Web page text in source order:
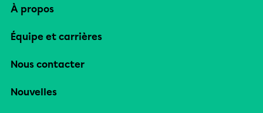
À propos
Équipe et carrières
Nous contacter
Nouvelles